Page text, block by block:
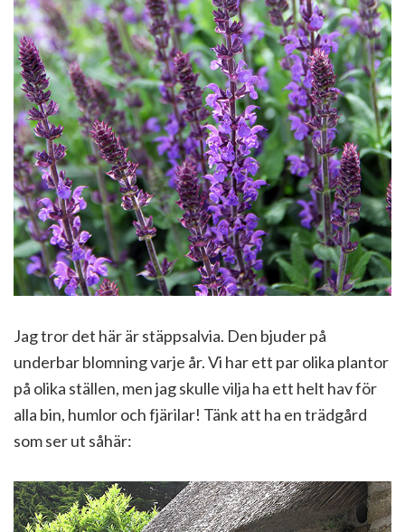
Jag tror det här är stäppsalvia. Den bjuder på
underbar blomning varje år. Vi har ett par olika plantor
på olika ställen, men jag skulle vilja ha ett helt hav för
alla bin, humlor och fjärilar! Tänk att ha en trädgård
som ser ut såhär: